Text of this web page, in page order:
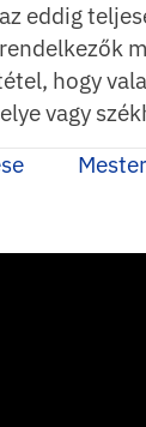
eddig
hogy
vagy